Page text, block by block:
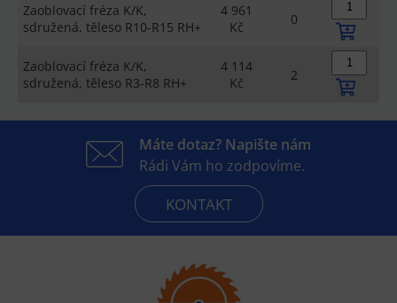
Zaoblovací fréza K/K,
sdružená, těleso R10-R15 RH+
4 961
Kč
0
Zaoblovací fréza K/K,
sdružená, těleso R3-R8 RH+
4 114
Kč
2
Máte dotaz? Napište nám
Rádi Vám ho zodpovíme.
KONTAKT